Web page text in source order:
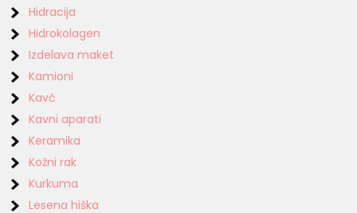
Hidracija
Hidrokolagen
Izdelava maket
Kamioni
Kavč
Kavni aparati
Keramika
Kožni rak
Kurkuma
Lesena hiška